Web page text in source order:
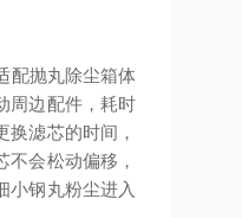
配抛丸除尘箱体
周边配件，耗时
滤芯的时间，
会松动偏移，
小钢丸粉尘进入